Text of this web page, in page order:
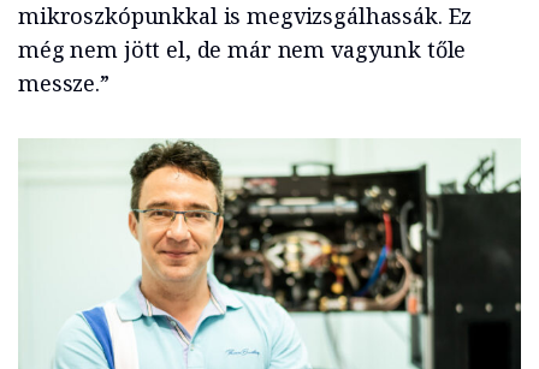
mikroszkópunkkal is megvizsgálhassák. Ez
még nem jött el, de már nem vagyunk tőle
messze.”